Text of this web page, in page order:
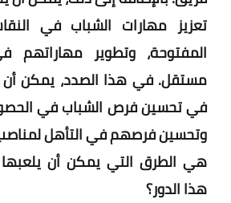
تعزيز مهارات الشباب في
المفتوحة، وتطوير
مستقل. في هذا الصدد، يمكن أن
في تحسين فرص الشباب في
وتحسين فرصهم في التأهل لمناصب
هي الطرق التي يمكن أن
هذا الدور؟